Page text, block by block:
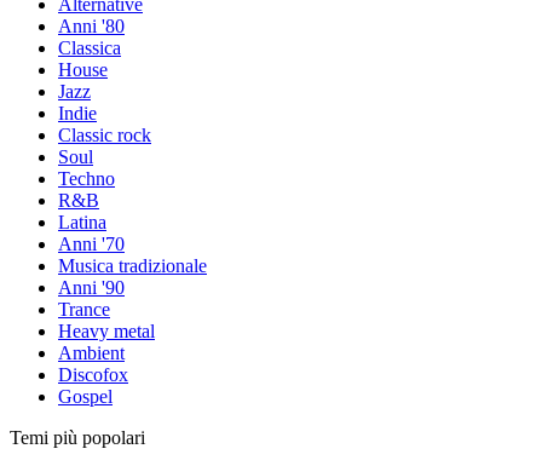
Alternative
Anni '80
Classica
House
Jazz
Indie
Classic rock
Soul
Techno
R&B
Latina
Anni '70
Musica tradizionale
Anni '90
Trance
Heavy metal
Ambient
Discofox
Gospel
Temi più popolari